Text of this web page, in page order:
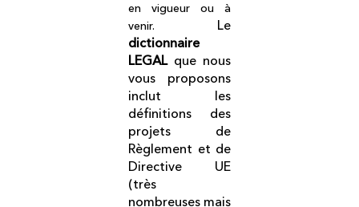
en vigueur ou à
venir. Le
dictionnaire
LEGAL que nous
vous proposons
inclut les
définitions des
projets de
Règlement et de
Directive UE
(très
nombreuses mais